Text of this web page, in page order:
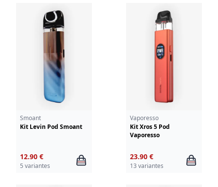
Smoant
Kit Levin Pod Smoant
12.90 €
5 variantes
Vaporesso
Kit Xros 5 Pod
Vaporesso
23.90 €
13 variantes